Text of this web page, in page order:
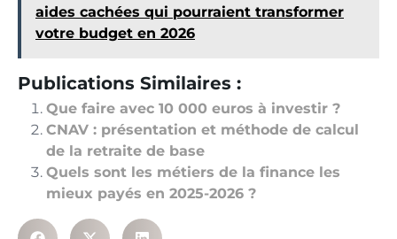
aides cachées qui pourraient transformer
votre budget en 2026
Publications Similaires :
Que faire avec 10 000 euros à investir ?
CNAV : présentation et méthode de calcul
de la retraite de base
Quels sont les métiers de la finance les
mieux payés en 2025-2026 ?